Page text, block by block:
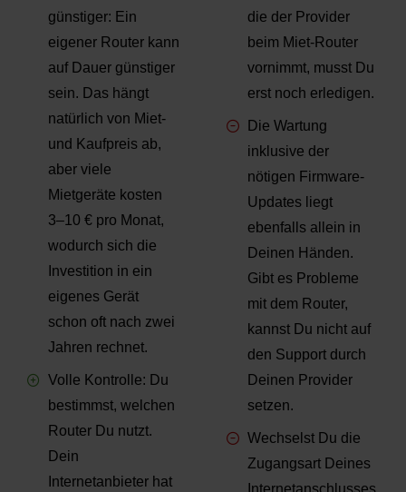
günstiger: Ein
eigener Router kann
auf Dauer günstiger
sein. Das hängt
natürlich von Miet-
und Kaufpreis ab,
aber viele
Mietgeräte kosten
3–10 € pro Monat,
wodurch sich die
Investition in ein
eigenes Gerät
schon oft nach zwei
Jahren rechnet.
Volle Kontrolle: Du
bestimmst, welchen
Router Du nutzt.
Dein
Internetanbieter hat
die der Provider
beim Miet-Router
vornimmt, musst Du
erst noch erledigen.
Die Wartung
inklusive der
nötigen Firmware-
Updates liegt
ebenfalls allein in
Deinen Händen.
Gibt es Probleme
mit dem Router,
kannst Du nicht auf
den Support durch
Deinen Provider
setzen.
Wechselst Du die
Zugangsart Deines
Internetanschlusses,